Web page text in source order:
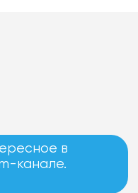
в
канале.